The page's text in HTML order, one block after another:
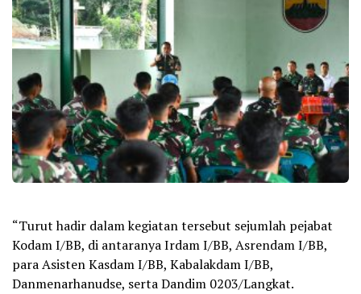
“Turut hadir dalam kegiatan tersebut sejumlah pejabat
Kodam I/BB, di antaranya Irdam I/BB, Asrendam I/BB,
para Asisten Kasdam I/BB, Kabalakdam I/BB,
Danmenarhanudse, serta Dandim 0203/Langkat.